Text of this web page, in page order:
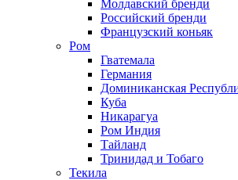
Молдавский бренди
Российский бренди
Французский коньяк
Ром
Гватемала
Германия
Доминиканская
Куба
Никарагуа
Ром Индия
Тайланд
Тринидад и Тобаго
Текила